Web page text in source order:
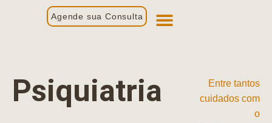
Agende sua Consulta
Psiquiatria
Entre tantos
cuidados com
o